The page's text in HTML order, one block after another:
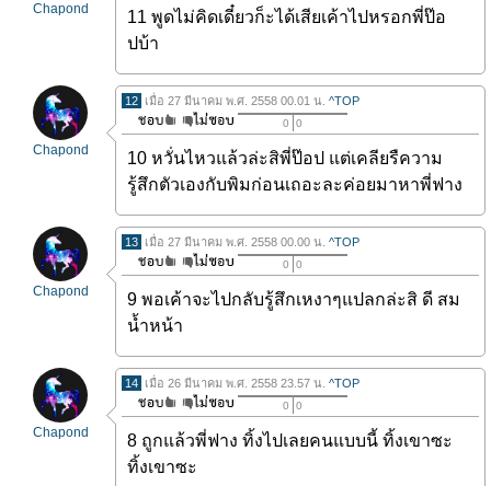
Chapond
11 พูดไม่คิดเดี๋ยวก็ะได้เสียเค้าไปหรอกพี่ป๊อ
ปบ้า
Chapond
12 เมื่อ 27 มีนาคม พ.ศ. 2558 00.01 น. ^TOP
0 0
10 หวั่นไหวแล้วล่ะสิพี่ป๊อป แต่เคลียรืความ
รู้สึกตัวเองกับพิมก่อนเถอะละค่อยมาหาพี่ฟาง
Chapond
13 เมื่อ 27 มีนาคม พ.ศ. 2558 00.00 น. ^TOP
0 0
9 พอเค้าจะไปกลับรู้สึกเหงาๆแปลกล่ะสิ ดี สม
น้ำหน้า
Chapond
14 เมื่อ 26 มีนาคม พ.ศ. 2558 23.57 น. ^TOP
0 0
8 ถูกแล้วพี่ฟาง ทิ้งไปเลยคนแบบนี้ ทิ้งเขาซะ
ทิ้งเขาซะ